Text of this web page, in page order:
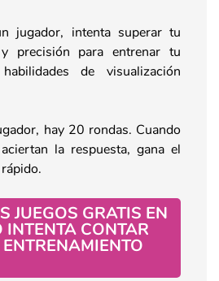
jugador, intenta superar tu
precisión para entrenar tu
de visualización
hay 20 rondas. Cuando
la respuesta, gana el
JUEGOS GRATIS EN
INTENTA CONTAR